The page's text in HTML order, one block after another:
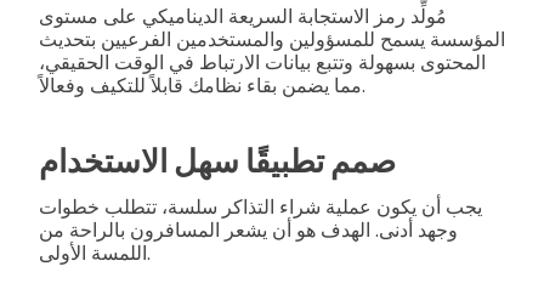
مُولِّد رمز الاستجابة السريعة الديناميكي على مستوى
المؤسسة يسمح للمسؤولين والمستخدمين الفرعيين بتحديث
المحتوى بسهولة وتتبع بيانات الارتباط في الوقت الحقيقي،
مما يضمن بقاء نظامك قابلاً للتكيف وفعالاً.
صمم تطبيقًا سهل الاستخدام
يجب أن يكون عملية شراء التذاكر سلسة، تتطلب خطوات
وجهد أدنى. الهدف هو أن يشعر المسافرون بالراحة من
اللمسة الأولى.